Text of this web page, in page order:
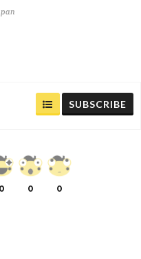
SUBSCRIBE
0 0 0